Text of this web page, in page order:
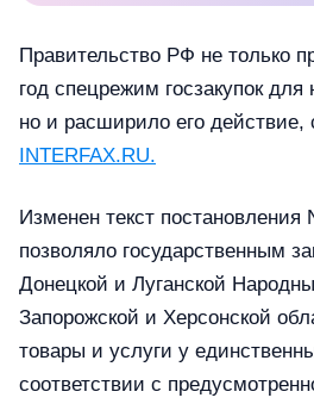
Правительство РФ не только
год спецрежим госзакупок
но и расширило его действие,
INTERFAX.RU.
Изменен текст постановления
позволяло государственным
Донецкой и Луганской
Запорожской и Херсонской
товары и услуги у
соответствии с